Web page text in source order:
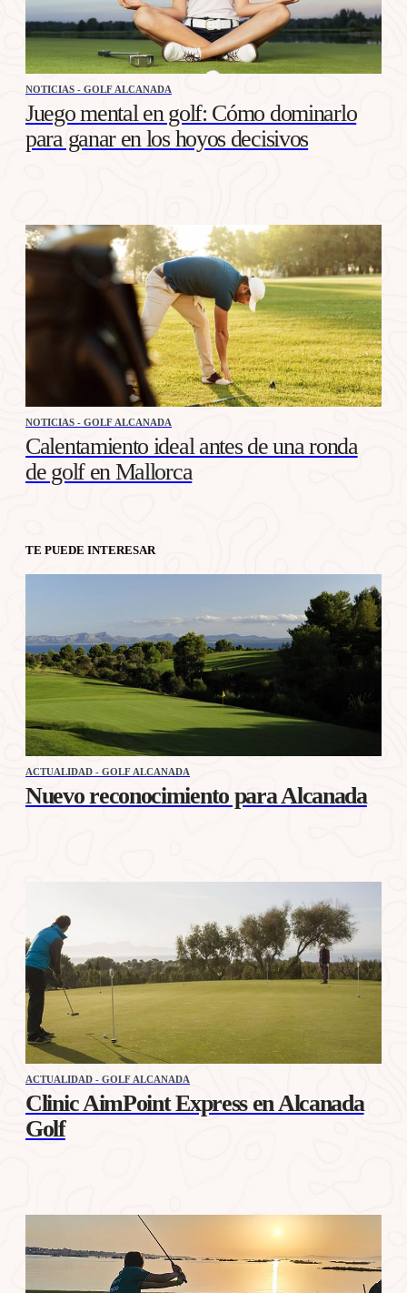
NOTICIAS - GOLF ALCANADA
Juego mental en golf: Cómo dominarlo
para ganar en los hoyos decisivos
NOTICIAS - GOLF ALCANADA
Calentamiento ideal antes de una ronda
de golf en Mallorca
TE PUEDE INTERESAR
ACTUALIDAD - GOLF ALCANADA
Nuevo reconocimiento para Alcanada
ACTUALIDAD - GOLF ALCANADA
Clinic AimPoint Express en Alcanada
Golf